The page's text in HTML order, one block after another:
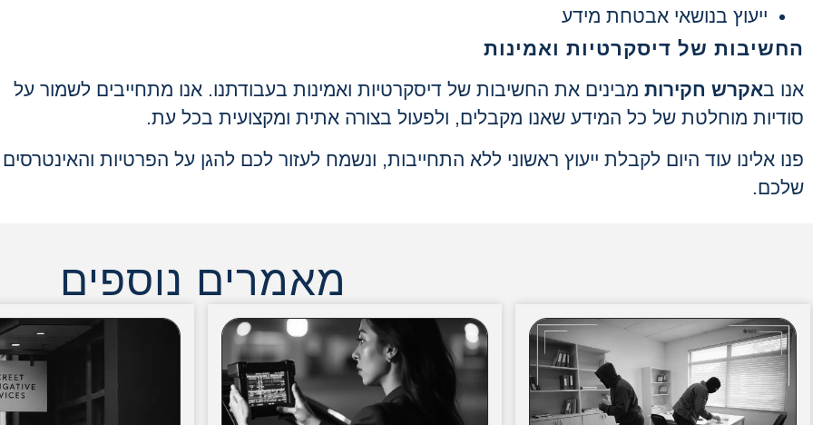
ייעוץ בנושאי אבטחת מידע
החשיבות של דיסקרטיות ואמינות
אנו באקרש חקירות מבינים את החשיבות של דיסקרטיות ואמינות בעבודתנו. אנו מתחייבים לשמור על
סודיות מוחלטת של כל המידע שאנו מקבלים, ולפעול בצורה אתית ומקצועית בכל עת.
פנו אלינו עוד היום לקבלת ייעוץ ראשוני ללא התחייבות, ונשמח לעזור לכם להגן על הפרטיות והאינטרסים
שלכם.
מאמרים נוספים